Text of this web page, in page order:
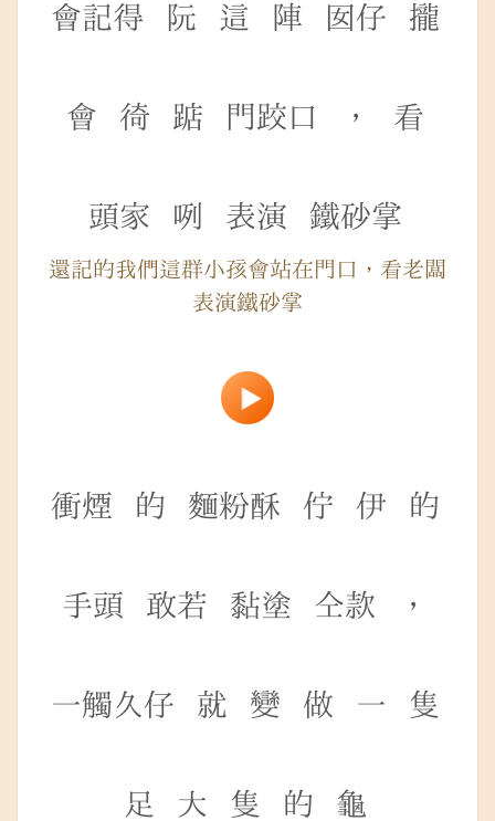
會記得 阮 這 陣 囡仔 攏
會 徛 踮 門跤口 ， 看
頭家 咧 表演 鐵砂掌
還記的我們這群小孩會站在門口，看老闆
表演鐵砂掌
衝煙 的 麵粉酥 佇 伊 的
手頭 敢若 黏塗 仝款 ，
一觸久仔 就 變 做 一 隻
足 大 隻 的 龜